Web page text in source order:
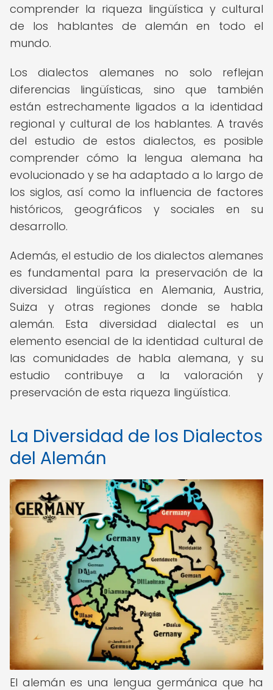
comprender la riqueza lingüística y cultural
de los hablantes de alemán en todo el
mundo.
Los dialectos alemanes no solo reflejan
diferencias lingüísticas, sino que también
están estrechamente ligados a la identidad
regional y cultural de los hablantes. A través
del estudio de estos dialectos, es posible
comprender cómo la lengua alemana ha
evolucionado y se ha adaptado a lo largo de
los siglos, así como la influencia de factores
históricos, geográficos y sociales en su
desarrollo.
Además, el estudio de los dialectos alemanes
es fundamental para la preservación de la
diversidad lingüística en Alemania, Austria,
Suiza y otras regiones donde se habla
alemán. Esta diversidad dialectal es un
elemento esencial de la identidad cultural de
las comunidades de habla alemana, y su
estudio contribuye a la valoración y
preservación de esta riqueza lingüística.
La Diversidad de los Dialectos
del Alemán
El alemán es una lengua germánica que ha